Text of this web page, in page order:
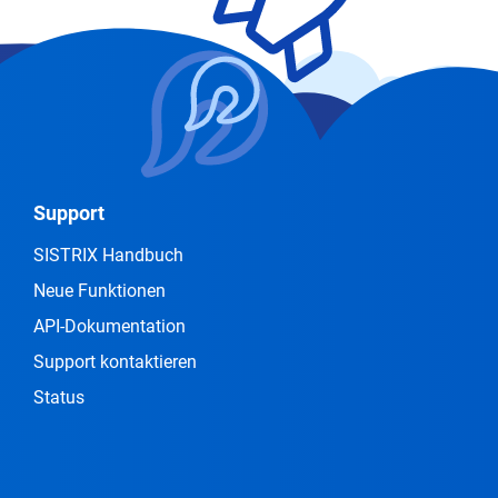
Support
SISTRIX Handbuch
Neue Funktionen
API-Dokumentation
Support kontaktieren
Status